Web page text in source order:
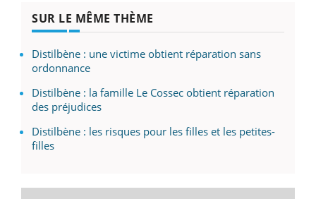
SUR LE MÊME THÈME
Distilbène : une victime obtient réparation sans
ordonnance
Distilbène : la famille Le Cossec obtient réparation
des préjudices
Distilbène : les risques pour les filles et les petites-
filles